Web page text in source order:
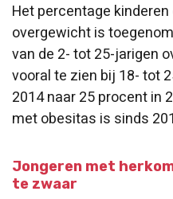
Het percentage
overgewicht is
van de 2- tot 25-jarigen
vooral te zien bij 18- tot
2014 naar 25 procent in
met obesitas is sinds
Jongeren met
te zwaar